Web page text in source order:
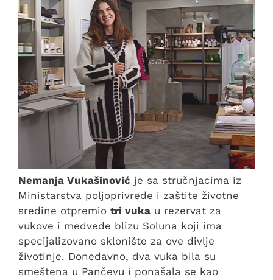
Nemanja Vukašinović je sa stručnjacima iz
Ministarstva poljoprivrede i zaštite životne
sredine otpremio tri vuka u rezervat za
vukove i medvede blizu Soluna koji ima
specijalizovano sklonište za ove divlje
životinje. Donedavno, dva vuka bila su
smeštena u Pančevu i ponašala se kao